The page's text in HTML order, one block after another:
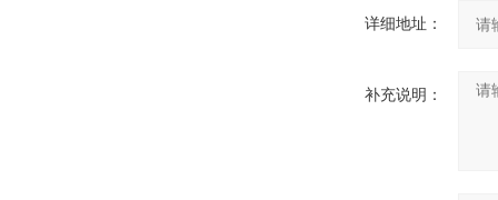
详细地址：
补充说明：